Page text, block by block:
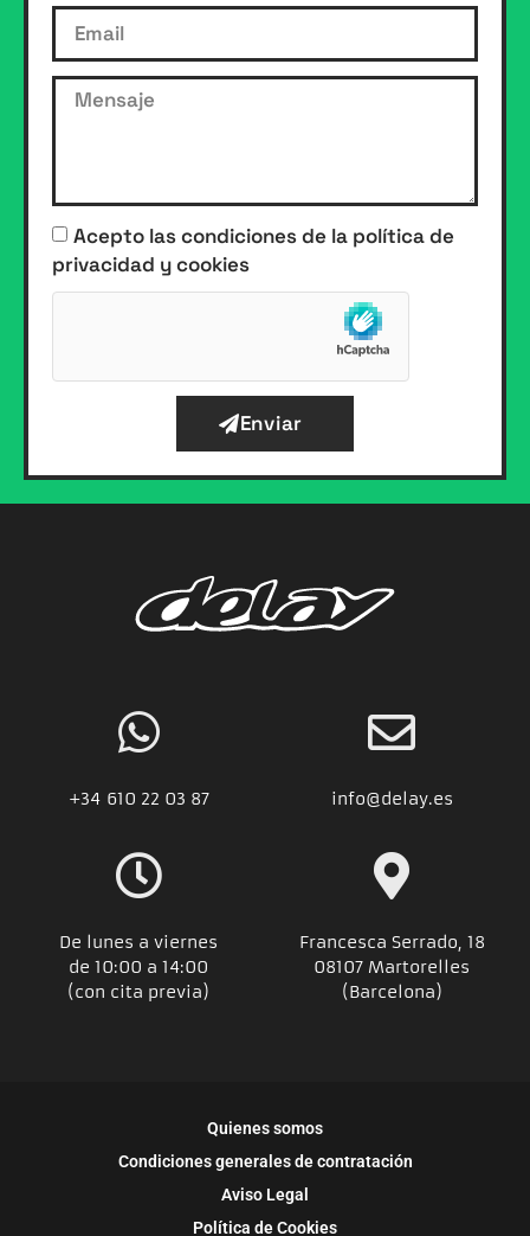
Acepto las condiciones de la política de
privacidad y cookies
Enviar
+34 610 22 03 87 info@delay.es
De lunes a viernes
de 10:00 a 14:00
(con cita previa)
Francesca Serrado, 18
08107 Martorelles
(Barcelona)
Quienes somos
Condiciones generales de contratación
Aviso Legal
Política de Cookies